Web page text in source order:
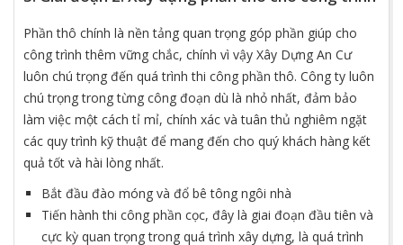
Phần thô chính là nền tảng quan trọng góp phần giúp cho
công trình thêm vững chắc, chính vì vậy Xây Dựng An Cư
luôn chú trọng đến quá trình thi công phần thô. Công ty luôn
chú trọng trong từng công đoạn dù là nhỏ nhất, đảm bảo
làm việc một cách tỉ mỉ, chính xác và tuân thủ nghiêm ngặt
các quy trình kỹ thuật để mang đến cho quý khách hàng kết
quả tốt và hài lòng nhất.
Bắt đầu đào móng và đổ bê tông ngôi nhà
Tiến hành thi công phần cọc, đây là giai đoạn đầu tiên và
cực kỳ quan trọng trong quá trình xây dựng, là quá trình